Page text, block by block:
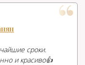
сроки.
и красиво👍